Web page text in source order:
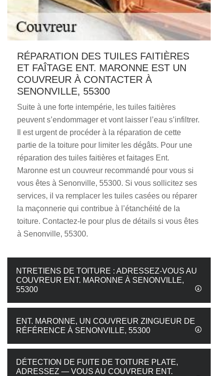
RÉPARATION DES TUILES FAITIÈRES
ET FAÎTAGE ENT. MARONNE EST UN
COUVREUR À CONTACTER À
SENONVILLE, 55300
Suite à une forte intempérie, les tuiles faitières
peuvent s’endommager et vont laisser l’eau s’infiltrer.
Il est urgent de procéder à la réparation de cette
partie de la toiture pour limiter les dégâts. Pour une
réparation des tuiles faitières et faitages Ent.
Maronne est un couvreur recommandé pour vous si
vous êtes à Senonville, 55300. Si vous sollicitez ses
services, il va remplacer les tuiles casées ou réparer
la maçonnerie qui contribue à l’étanchéité de la
toiture. Contactez-le pour plus de détails si vous êtes
à Senonville, 55300.
NTRETIENS DE TOITURE : ADRESSEZ-VOUS AU
COUVREUR ENT. MARONNE À SENONVILLE,
55300
ENT. MARONNE, UN COUVREUR ZINGUEUR DE
RÉFÉRENCE À SENONVILLE, 55300
DÉTECTION DE FUITE DE TOITURE PLATE,
ADRESSEZ — VOUS AU COUVREUR ENT.